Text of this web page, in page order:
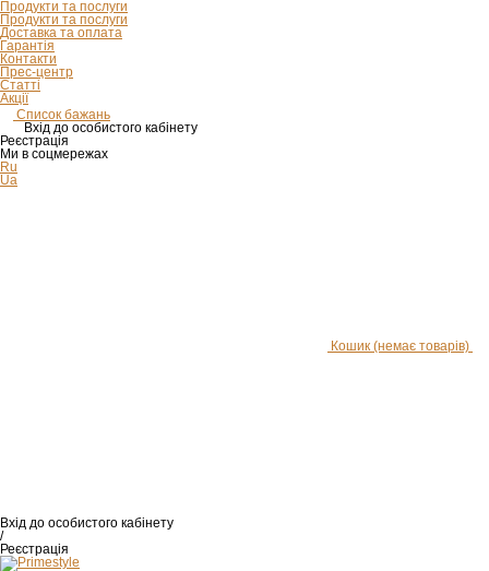
Продукти та послуги
Продукти та послуги
Доставка та оплата
Гарантія
Контакти
Прес-центр
Статті
Акції
Список бажань
Вхід до особистого кабінету
Реєстрація
Ми в соцмережах
Ru
Ua
Кошик (немає товарів)
Вхід до особистого кабінету
/
Реєстрація